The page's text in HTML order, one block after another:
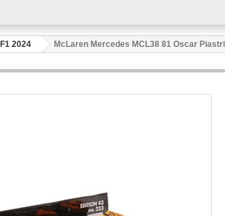
F1 2024 McLaren Mercedes MCL38 81 Oscar